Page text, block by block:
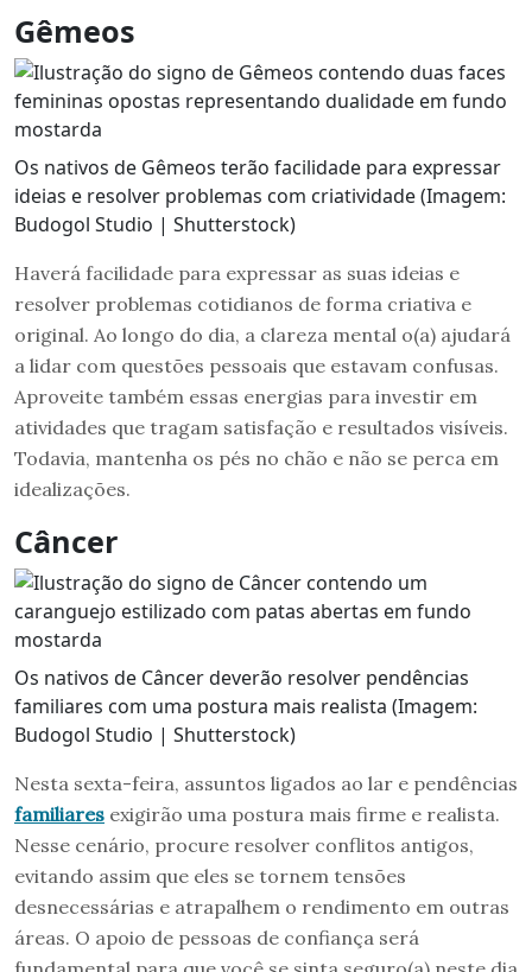
Gêmeos
Os nativos de Gêmeos terão facilidade para expressar
ideias e resolver problemas com criatividade (Imagem:
Budogol Studio | Shutterstock)
Haverá facilidade para expressar as suas ideias e
resolver problemas cotidianos de forma criativa e
original. Ao longo do dia, a clareza mental o(a) ajudará
a lidar com questões pessoais que estavam confusas.
Aproveite também essas energias para investir em
atividades que tragam satisfação e resultados visíveis.
Todavia, mantenha os pés no chão e não se perca em
idealizações.
Câncer
Os nativos de Câncer deverão resolver pendências
familiares com uma postura mais realista (Imagem:
Budogol Studio | Shutterstock)
Nesta sexta-feira, assuntos ligados ao lar e pendências
familiares exigirão uma postura mais firme e realista.
Nesse cenário, procure resolver conflitos antigos,
evitando assim que eles se tornem tensões
desnecessárias e atrapalhem o rendimento em outras
áreas. O apoio de pessoas de confiança será